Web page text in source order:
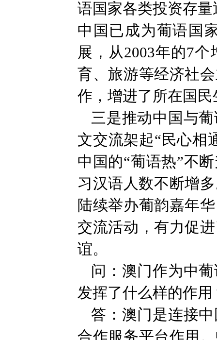
语国家各类投资存
中国已成为葡语国
展，从2003年的7
育、旅游等经济社
作，增进了所在国民
三是推动中国与
文交流架起“民心相
中国的“葡语热”不
习汉语人数不断增
陆续举办葡韵嘉年
交流活动，有力促
谊。
问：澳门作为中
发挥了什么样的作用
答：澳门是连接
合作服务平台作用